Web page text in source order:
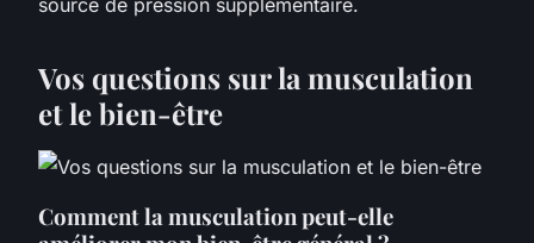
source de pression supplémentaire.
Vos questions sur la musculation
et le bien-être
Comment la musculation peut-elle